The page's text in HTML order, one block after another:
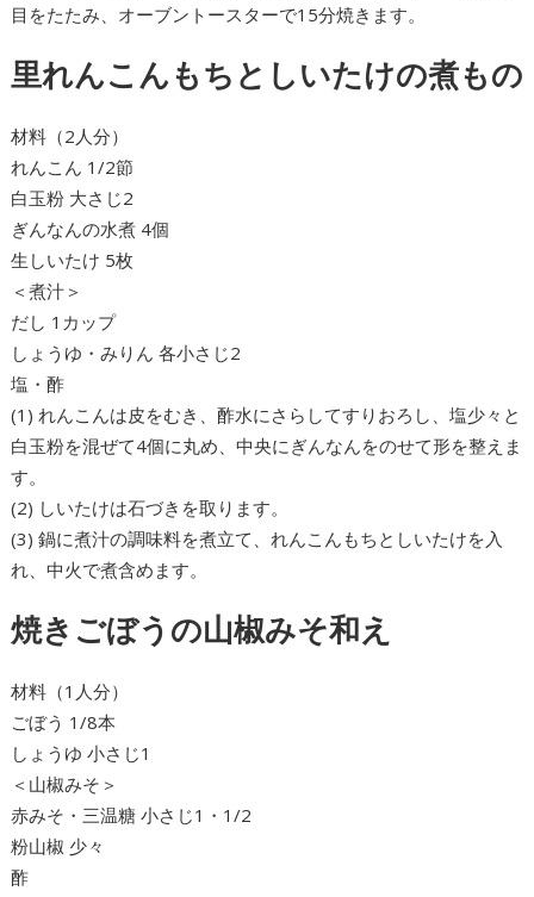
目をたたみ、オーブントースターで15分焼きます。
里れんこんもちとしいたけの煮もの
材料（2人分）
れんこん 1/2節
白玉粉 大さじ2
ぎんなんの水煮 4個
生しいたけ 5枚
＜煮汁＞
だし 1カップ
しょうゆ・みりん 各小さじ2
塩・酢
(1) れんこんは皮をむき、酢水にさらしてすりおろし、塩少々と
白玉粉を混ぜて4個に丸め、中央にぎんなんをのせて形を整えま
す。
(2) しいたけは石づきを取ります。
(3) 鍋に煮汁の調味料を煮立て、れんこんもちとしいたけを入
れ、中火で煮含めます。
焼きごぼうの山椒みそ和え
材料（1人分）
ごぼう 1/8本
しょうゆ 小さじ1
＜山椒みそ＞
赤みそ・三温糖 小さじ1・1/2
粉山椒 少々
酢